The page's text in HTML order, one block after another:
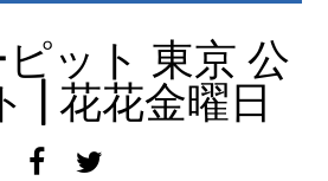
ット 東京 公
| 花花金曜日
f